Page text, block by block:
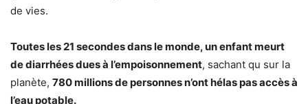
de vies.
Toutes les 21 secondes dans le monde, un enfant meurt
de diarrhées dues à l’empoisonnement, sachant qu sur la
planète, 780 millions de personnes n’ont hélas pas accès à
l’eau potable.